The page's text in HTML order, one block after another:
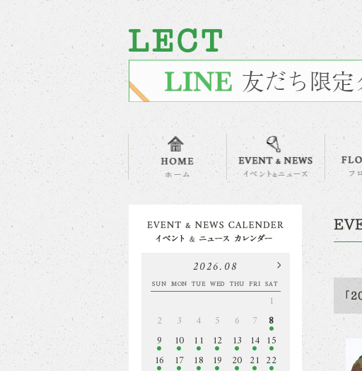
「
2026.08
SUN MON TUE WED THU FRI SAT
1
2
3 4 5 6 7
8
9
10 11 12 13 14 15
16
17 18 19 20 21 22